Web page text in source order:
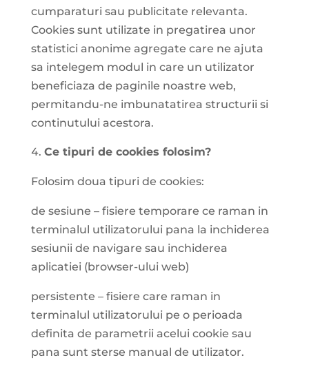
cumparaturi sau publicitate relevanta.
Cookies sunt utilizate in pregatirea unor
statistici anonime agregate care ne ajuta
sa intelegem modul in care un utilizator
beneficiaza de paginile noastre web,
permitandu-ne imbunatatirea structurii si
continutului acestora.
Ce tipuri de cookies folosim?
Folosim doua tipuri de cookies:
de sesiune – fisiere temporare ce raman in
terminalul utilizatorului pana la inchiderea
sesiunii de navigare sau inchiderea
aplicatiei (browser-ului web)
persistente – fisiere care raman in
terminalul utilizatorului pe o perioada
definita de parametrii acelui cookie sau
pana sunt sterse manual de utilizator.